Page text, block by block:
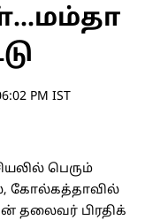
PM IST
பெரும்
கோல்கத்தாவில்
தலைவர் பிரதிக்